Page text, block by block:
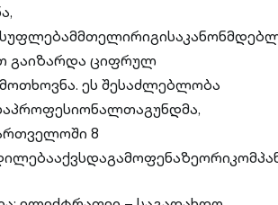
გაიზარდა ციფრულ
ეს შესაძლებლობა
8